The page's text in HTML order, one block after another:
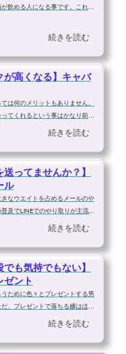
飲める人になる事です。これは
めるかどうかがあなたがキャバ
続きを読む
が高くなる】キャバ
は何のメリットもありません。
てくれるという事はかなり前進
ってはメリットがないばかりか
フターしてくれたという事はと
がア...
続きを読む
送ってませんか？】
ル
なウエイトを占めるメールのや
及でLINEでのやり取りが主流に
キャバ嬢から当日、または翌日
るはずです。もちろん、この段
日は...
続きを読む
でも気持でもない】
ゼント
ために色々とプレゼントする男
、プレゼントで落ちる嬢はほと
ておきましょう。プレゼントを
す。しかし、プレゼントで心が
だ、...
続きを読む